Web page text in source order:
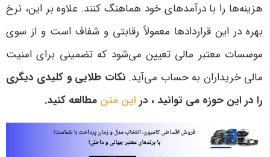
هزینه‌ها را با درآمدهای خود هماهنگ کنند. علاوه بر این، نرخ
بهره در این قراردادها معمولاً رقابتی و شفاف است و از سوی
موسسات معتبر مالی تعیین می‌شود که تضمینی برای امنیت
مالی خریداران به حساب می‌آید. نکات طلایی و کلیدی دیگری
را در این حوزه می توانید ، در این متن مطالعه کنید.